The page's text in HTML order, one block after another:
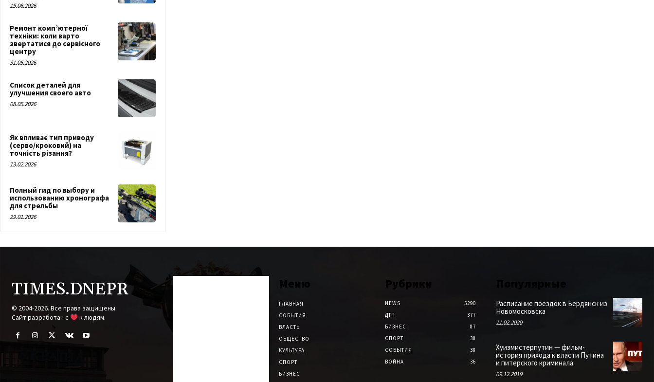
15.06.2026
Ремонт комп’ютерної
техніки: коли варто
звертатися до сервісного
центру
31.05.2026
Список деталей для
улучшения своего авто
08.05.2026
Як впливає тип приводу
(серво/кроковий) на
точність різання?
13.02.2026
Полный гид по выбору и
использованию хронографа
для стрельбы
29.01.2026
TIMES.DNEPR
© 2004-2026. Все права защищены.
Cайт разработан с
к людям.
Меню
ГЛАВНАЯ
СОБЫТИЯ
ВЛАСТЬ
ОБЩЕСТВО
КУЛЬТУРА
СПОРТ
БИЗНЕС
Рубрики
NEWS
5290
ДТП
377
БИЗНЕС
87
СПОРТ
38
СОБЫТИЯ
38
ВОЙНА
36
Расписание поездок в Бердянск из
Новомосковска
11.02.2020
Хуизмистерпутин — фильм-
история прихода к власти Путина
и питерского криминала
09.12.2019